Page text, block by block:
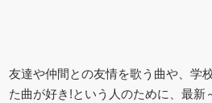
友達や仲間との友情を歌う曲や、学
た曲が好き!という人のために、最新